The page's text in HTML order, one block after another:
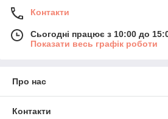
Контакти
Сьогодні працює з 10:00 до
Показати весь графік роботи
Про нас
Контакти